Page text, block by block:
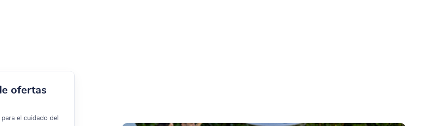
otros repuestos y accesorios para bombas Astral en
ofertas
el cuidado del